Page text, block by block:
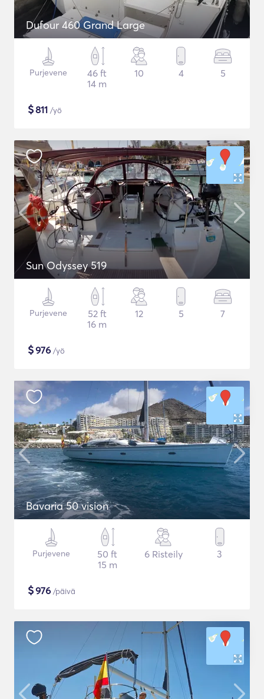
Dufour 460 Grand Large
Purjevene
46 ft
14 m
10 4 5
$811 /yö
Sun Odyssey 519
Purjevene
52 ft
16 m
12 5 7
$976 /yö
Bavaria 50 vision
Purjevene
50 ft
15 m
6 Risteily 3
$976 /päivä